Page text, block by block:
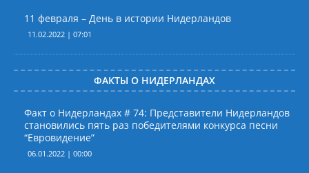
11 февраля – День в истории Нидерландов
11.02.2022 | 07:01
ФАКТЫ О НИДЕРЛАНДАХ
Факт о Нидерландах # 74: Представители Нидерландов
становились пять раз победителями конкурса песни
“Евровидение”
06.01.2022 | 00:00